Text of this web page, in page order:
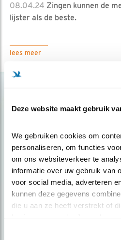
Deze website maakt gebruik
We gebruiken cookies om
personaliseren, om functies
om ons websiteverkeer te
informatie over uw gebruik van
voor social media, adverteren
kunnen deze gegevens
die u aan ze heeft verstrekt of
08.04.24 Zingen kunnen de
lijster als de beste.
lees meer
Op de hoogte blijven?
Meld je aan en ontvang nieuws,
over vogels en activiteiten van